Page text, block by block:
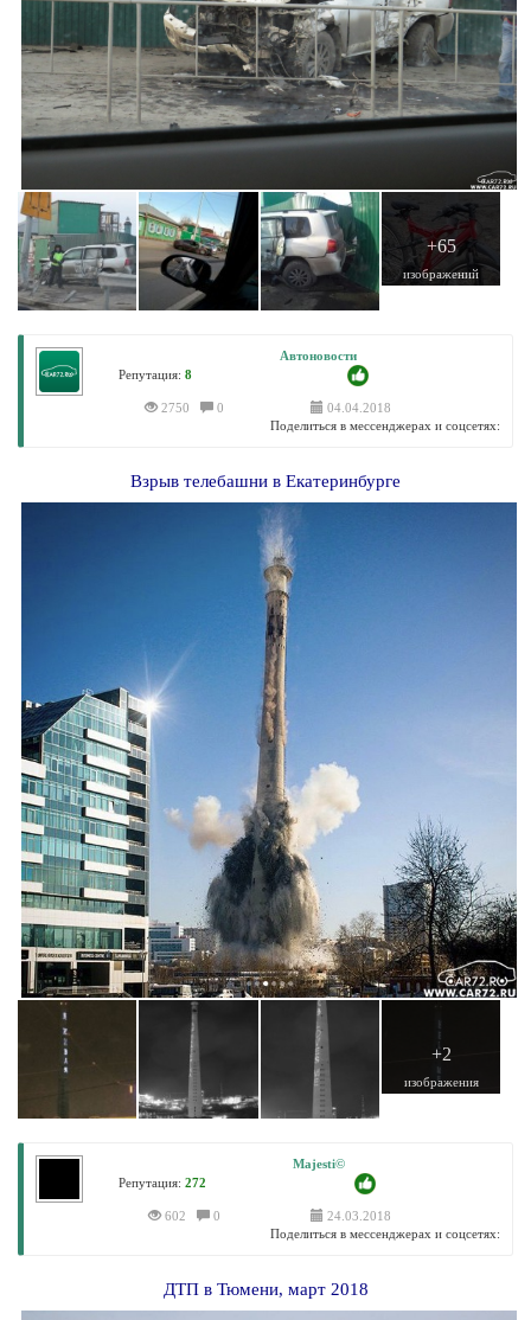
+65
изображений
Автоновости
Репутация:8
2750 0
04.04.2018
Поделиться в мессенджерах и соцсетях:
Взрыв телебашни в Екатеринбурге
+2
изображения
Majesti©
Репутация:272
602 0
24.03.2018
Поделиться в мессенджерах и соцсетях:
ДТП в Тюмени, март 2018